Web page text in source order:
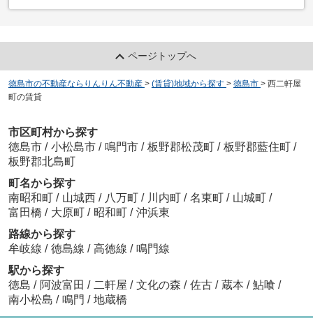
ページトップへ
徳島市の不動産ならりんりん不動産 > (賃貸)地域から探す > 徳島市 > 西二軒屋
町の賃貸
市区町村から探す
徳島市 / 小松島市 / 鳴門市 / 板野郡松茂町 / 板野郡藍住町 /
板野郡北島町
町名から探す
南昭和町 / 山城西 / 八万町 / 川内町 / 名東町 / 山城町 /
富田橋 / 大原町 / 昭和町 / 沖浜東
路線から探す
牟岐線 / 徳島線 / 高徳線 / 鳴門線
駅から探す
徳島 / 阿波富田 / 二軒屋 / 文化の森 / 佐古 / 蔵本 / 鮎喰 /
南小松島 / 鳴門 / 地蔵橋